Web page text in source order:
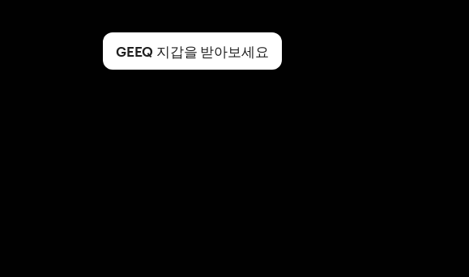
GEEQ 지갑을 받아보세요